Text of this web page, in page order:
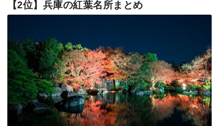
【2位】兵庫の紅葉名所まとめ